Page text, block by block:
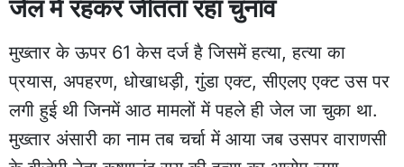
जेल में रहकर जीतता रहा चुनाव
मुख्तार के ऊपर 61 केस दर्ज है जिसमें हत्या, हत्या का
प्रयास, अपहरण, धोखाधड़ी, गुंडा एक्ट, सीएलए एक्ट उस पर
लगी हुई थी जिनमें आठ मामलों में पहले ही जेल जा चुका था.
मुख्तार अंसारी का नाम तब चर्चा में आया जब उसपर वाराणसी